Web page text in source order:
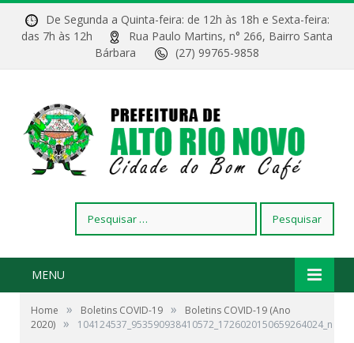
De Segunda a Quinta-feira: de 12h às 18h e Sexta-feira:
das 7h às 12h
Rua Paulo Martins, n° 266, Bairro Santa
Bárbara
(27) 99765-9858
por:
MENU
Home » Boletins COVID-19 »
Boletins COVID-19 (Ano
2020) » 104124537_953590938410572_1726020150659264024_n